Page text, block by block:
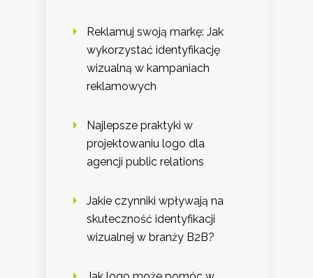
Reklamuj swoją markę: Jak
wykorzystać identyfikację
wizualną w kampaniach
reklamowych
Najlepsze praktyki w
projektowaniu logo dla
agencji public relations
Jakie czynniki wpływają na
skuteczność identyfikacji
wizualnej w branży B2B?